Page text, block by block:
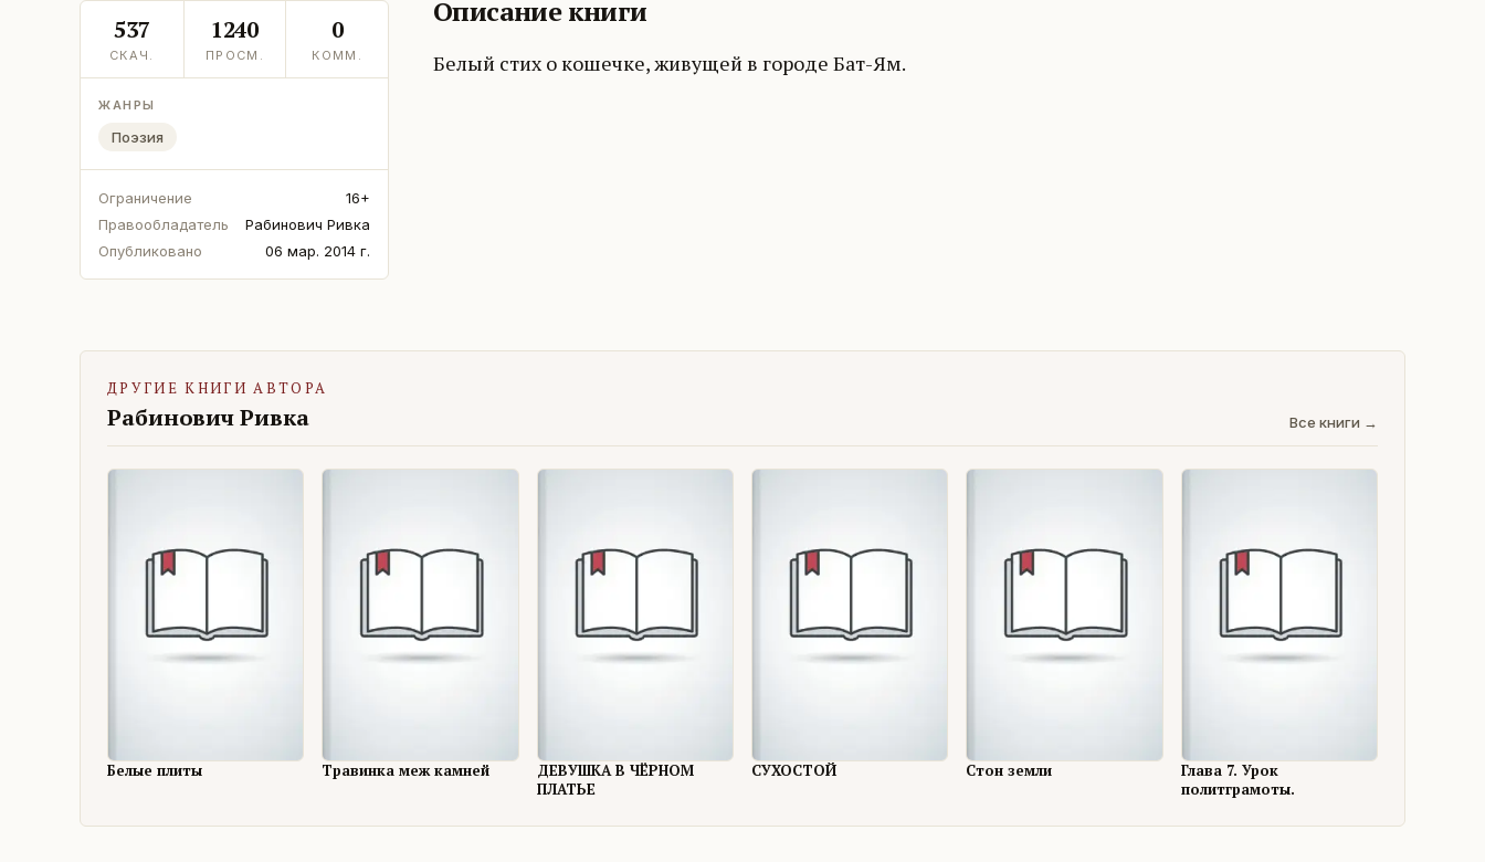
537
СКАЧ.
1240
ПРОСМ.
0
КОММ.
ЖАНРЫ
Поэзия
Ограничение
16+
Правообладатель
Рабинович Ривка
Опубликовано
06 мар. 2014 г.
Описание книги
Белый стих о кошечке, живущей в городе Бат-Ям.
ДРУГИЕ КНИГИ АВТОРА
Рабинович Ривка Все книги →
Белые плиты Травинка меж камней
ДЕВУШКА В ЧЁРНОМ
ПЛАТЬЕ
СУХОСТОЙ Стон земли
Глава 7. Урок
политграмоты.